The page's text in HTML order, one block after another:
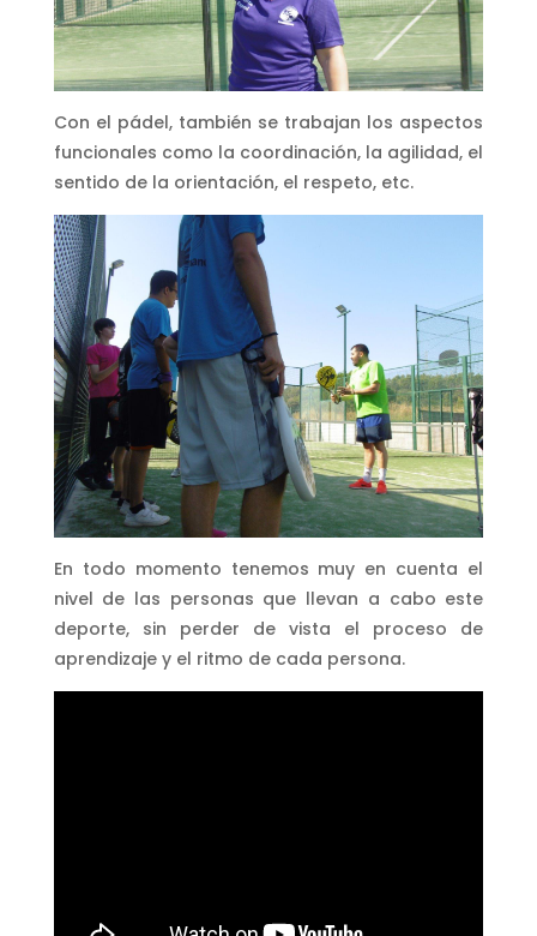
Con el pádel, también se trabajan los aspectos
funcionales como la coordinación, la agilidad, el
sentido de la orientación, el respeto, etc.
En todo momento tenemos muy en cuenta el
nivel de las personas que llevan a cabo este
deporte, sin perder de vista el proceso de
aprendizaje y el ritmo de cada persona.